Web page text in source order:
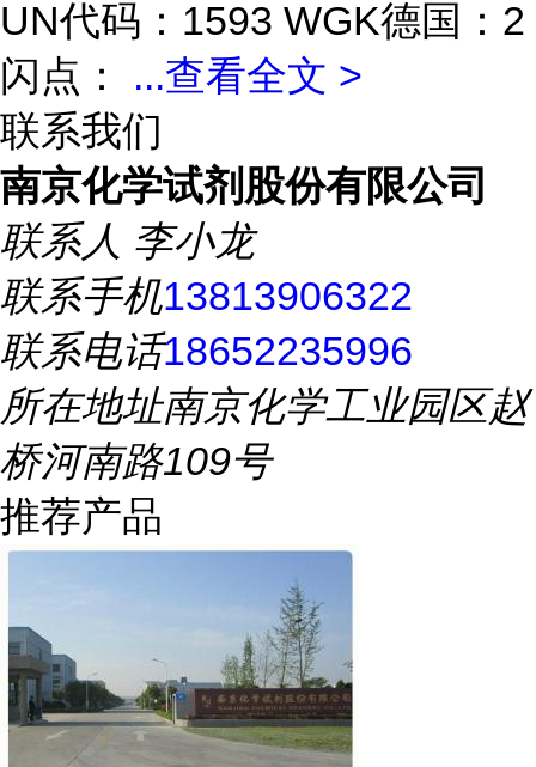
UN代码：1593 WGK德国：2
闪点： ...查看全文 >
联系我们
南京化学试剂股份有限公司
联系人 李小龙
联系手机13813906322
联系电话18652235996
所在地址南京化学工业园区赵
桥河南路109号
推荐产品